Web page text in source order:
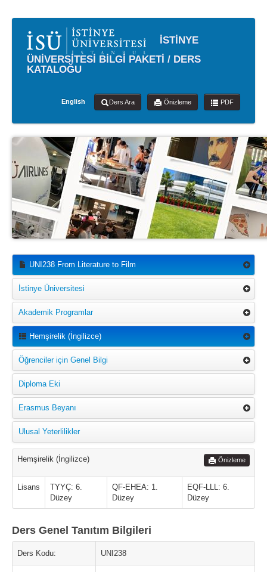
İSTİNYE
ÜNİVERSİTESİ BİLGİ PAKETİ / DERS
KATALOĞU
English Ders Ara Önizleme PDF
UNI238 From Literature to Film
İstinye Üniversitesi
Akademik Programlar
Hemşirelik (İngilizce)
Öğrenciler için Genel Bilgi
Diploma Eki
Erasmus Beyanı
Ulusal Yeterlilikler
Hemşirelik (İngilizce) Önizleme
Lisans
TYYÇ: 6.
Düzey
QF-EHEA: 1.
Düzey
EQF-LLL: 6.
Düzey
Ders Genel Tanıtım Bilgileri
Ders Kodu: UNI238